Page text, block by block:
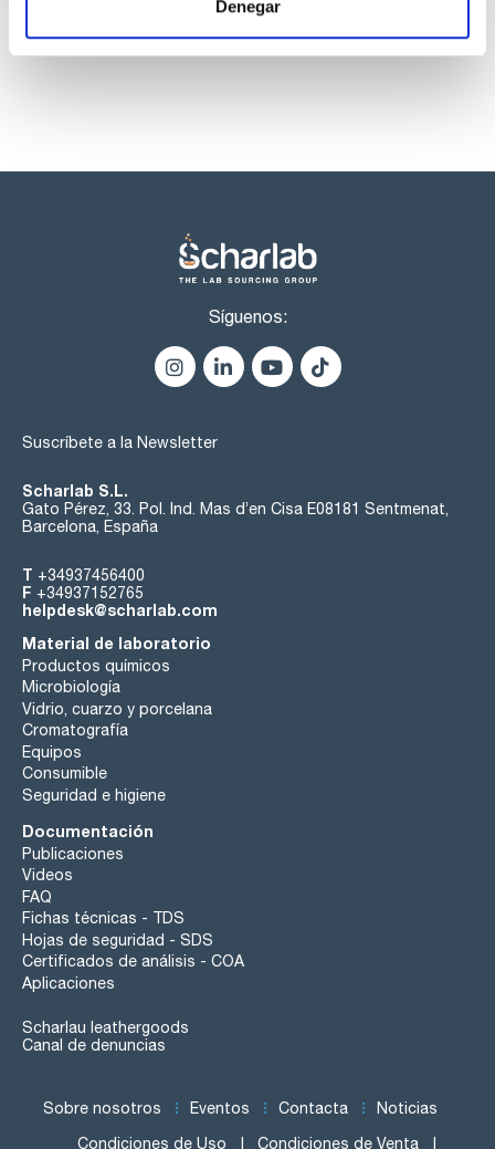
Denegar
listos para una entrega inmediata.
Síguenos:
Suscríbete a la Newsletter
Scharlab S.L.
Gato Pérez, 33. Pol. Ind. Mas d’en Cisa E08181 Sentmenat,
Barcelona, España
T +34937456400
F +34937152765
helpdesk@scharlab.com
Material de laboratorio
Productos químicos
Microbiología
Vidrio, cuarzo y porcelana
Cromatografía
Equipos
Consumible
Seguridad e higiene
Documentación
Publicaciones
Videos
FAQ
Fichas técnicas - TDS
Hojas de seguridad - SDS
Certificados de análisis - COA
Aplicaciones
Scharlau leathergoods
Canal de denuncias
Sobre nosotros Eventos Contacta Noticias
Condiciones de Uso Condiciones de Venta